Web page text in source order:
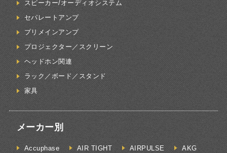
スピーカー/オーディオシステム
セパレートアンプ
プリメインアンプ
プロジェクター／スクリーン
ヘッドホン関連
ラック／ボード／スタンド
家具
メーカー別
Accuphase AIR TIGHT AIRPULSE
AKG